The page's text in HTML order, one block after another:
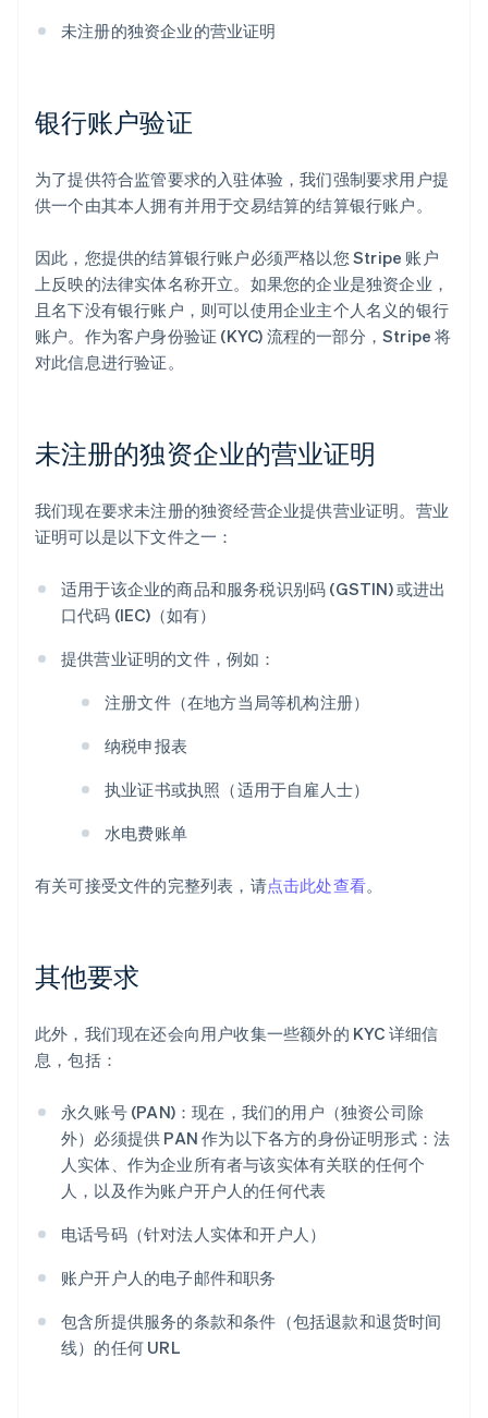
未注册的独资企业的营业证明
银行账户验证
为了提供符合监管要求的入驻体验，我们强制要求用户提
供一个由其本人拥有并用于交易结算的结算银行账户。
因此，您提供的结算银行账户必须严格以您 Stripe 账户
上反映的法律实体名称开立。如果您的企业是独资企业，
且名下没有银行账户，则可以使用企业主个人名义的银行
账户。作为客户身份验证 (KYC) 流程的一部分，Stripe 将
对此信息进行验证。
未注册的独资企业的营业证明
我们现在要求未注册的独资经营企业提供营业证明。营业
证明可以是以下文件之一：
适用于该企业的商品和服务税识别码 (GSTIN) 或进出
口代码 (IEC)（如有）
提供营业证明的文件，例如：
注册文件（在地方当局等机构注册）
纳税申报表
执业证书或执照（适用于自雇人士）
水电费账单
有关可接受文件的完整列表，请点击此处查看。
其他要求
此外，我们现在还会向用户收集一些额外的 KYC 详细信
息，包括：
永久账号 (PAN)：现在，我们的用户（独资公司除
外）必须提供 PAN 作为以下各方的身份证明形式：法
人实体、作为企业所有者与该实体有关联的任何个
人，以及作为账户开户人的任何代表
电话号码（针对法人实体和开户人）
账户开户人的电子邮件和职务
包含所提供服务的条款和条件（包括退款和退货时间
线）的任何 URL
爱尔兰
English
English
奥地利
Deutsch English
澳大利亚
English
Português English
English
NederlandsFrançaisDeutschEnglish
波兰